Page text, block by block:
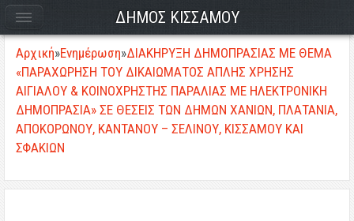
Αρχική»Ενημέρωση»ΔΙΑΚΗΡΥΞΗ ΔΗΜΟΠΡΑΣΙΑΣ ΜΕ ΘΕΜΑ
«ΠΑΡΑΧΩΡΗΣΗ ΤΟΥ ΔΙΚΑΙΩΜΑΤΟΣ ΑΠΛΗΣ ΧΡΗΣΗΣ
ΑΙΓΙΑΛΟΥ & ΚΟΙΝΟΧΡΗΣΤΗΣ ΠΑΡΑΛΙΑΣ ΜΕ ΗΛΕΚΤΡΟΝΙΚΗ
ΔΗΜΟΠΡΑΣΙΑ» ΣΕ ΘΕΣΕΙΣ ΤΩΝ ΔΗΜΩΝ ΧΑΝΙΩΝ, ΠΛΑΤΑΝΙΑ,
ΑΠΟΚΟΡΩΝΟΥ, ΚΑΝΤΑΝΟΥ – ΣΕΛΙΝΟΥ, ΚΙΣΣΑΜΟΥ ΚΑΙ
ΣΦΑΚΙΩΝ
ΔΗΜΟΣ ΚΙΣΣΑΜΟΥ